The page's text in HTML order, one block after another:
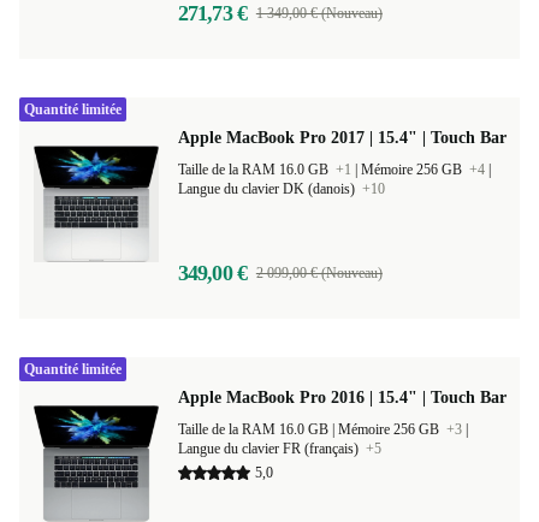
271,73 € 1 349,00 € (Nouveau)
Apple MacBook Pro 2017 | 15.4" | Touch Bar
Taille de la RAM 16.0 GB +1 Mémoire 256 GB +4
Langue du clavier DK (danois) +10
349,00 € 2 099,00 € (Nouveau)
Quantité limitée
Apple MacBook Pro 2016 | 15.4" | Touch Bar
Mémoire 256 GB +3
Langue du clavier FR (français) +5
5,0
Quantité limitée